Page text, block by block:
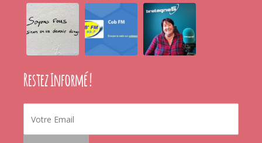
Restez Informé !